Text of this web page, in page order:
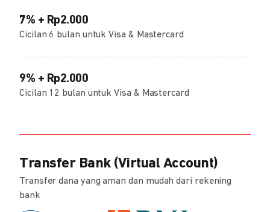
7% + Rp2.000
Cicilan 6 bulan untuk Visa & Mastercard
9% + Rp2.000
Cicilan 12 bulan untuk Visa & Mastercard
Transfer Bank (Virtual Account)
Transfer dana yang aman dan mudah dari rekening
bank